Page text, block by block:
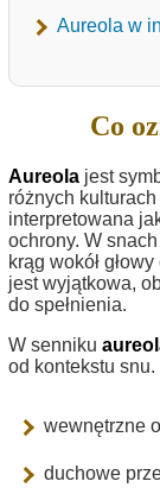
Aureola w
Co
Aureola jest
różnych
interpretowana
ochrony. W
krąg wokół
jest wyjątkowa,
do spełnienia.
W senniku
od kontekstu
wewnętrzne
duchowe